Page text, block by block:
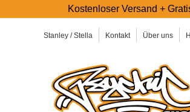
Stanley / Stella Kontakt Über uns
Kostenloser Versand + Gratisartikel ab